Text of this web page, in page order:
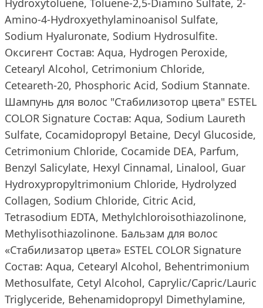
Hydroxytoluene, Toluene-2,5-Diamino Sulfate, 2-
Amino-4-Hydroxyethylaminoanisol Sulfate,
Sodium Hyaluronate, Sodium Hydrosulfite.
Оксигент Состав: Aqua, Hydrogen Peroxide,
Cetearyl Alcohol, Cetrimonium Chloride,
Ceteareth-20, Phosphoric Acid, Sodium Stannate.
Шампунь для волос "Стабилизотор цвета" ESTEL
COLOR Signature Состав: Aqua, Sodium Laureth
Sulfate, Cocamidopropyl Betaine, Decyl Glucoside,
Cetrimonium Chloride, Cocamide DEA, Parfum,
Benzyl Salicylate, Hexyl Cinnamal, Linalool, Guar
Hydroxypropyltrimonium Chloride, Hydrolyzed
Collagen, Sodium Chloride, Citric Acid,
Tetrasodium EDTA, Methylchloroisothiazolinone,
Methylisothiazolinone. Бальзам для волос
«Стабилизатор цвета» ESTEL COLOR Signature
Состав: Aqua, Cetearyl Alcohol, Behentrimonium
Methosulfate, Cetyl Alcohol, Caprylic/Capric/Lauric
Triglyceride, Behenamidopropyl Dimethylamine,